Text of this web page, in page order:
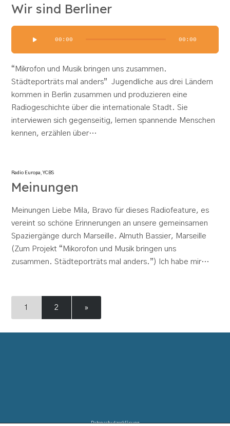
Wir sind Berliner
00:00 00:00
“Mikrofon und Musik bringen uns zusammen.
Städteporträts mal anders” Jugendliche aus drei Ländern
kommen in Berlin zusammen und produzieren eine
Radiogeschichte über die internationale Stadt. Sie
interviewen sich gegenseitig, lernen spannende Menschen
kennen, erzählen über…
Radio Europa ,YCBS
Meinungen
Meinungen Liebe Mila, Bravo für dieses Radiofeature, es
vereint so schöne Erinnerungen an unsere gemeinsamen
Spaziergänge durch Marseille. Almuth Bassier, Marseille
(Zum Projekt “Mikorofon und Musik bringen uns
zusammen. Städteporträts mal anders.”) Ich habe mir…
1 2 »
Datenschutzerklärung